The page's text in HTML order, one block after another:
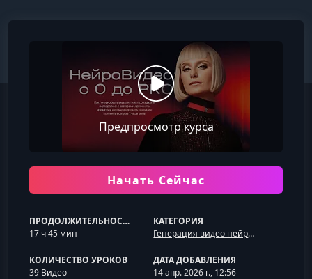
Предпросмотр курса
Начать Сейчас
ПРОДОЛЖИТЕЛЬНОСТЬ
17 ч 45 мин
КАТЕГОРИЯ
Генерация видео нейросетями
КОЛИЧЕСТВО УРОКОВ
39 Видео
ДАТА ДОБАВЛЕНИЯ
14 апр. 2026 г., 12:56